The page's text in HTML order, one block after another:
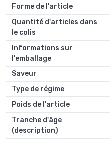
Forme de l'article
Quantité d'articles dans
le colis
Informations sur
l'emballage
Saveur
Type de régime
Poids de l'article
Tranche d'âge
(description)